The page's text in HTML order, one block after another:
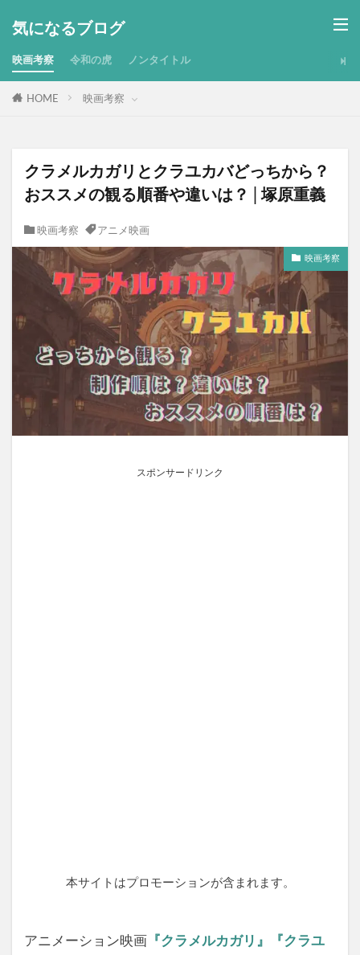
気になるブログ
映画考察 令和の虎 ノンタイトル
HOME 映画考察
クラメルカガリとクラユカバどっちから？
おススメの観る順番や違いは？│塚原重義
映画考察 アニメ映画
映画考察
スポンサードリンク
本サイトはプロモーションが含まれます。
アニメーション映画 『クラメルカガリ』『クラユ